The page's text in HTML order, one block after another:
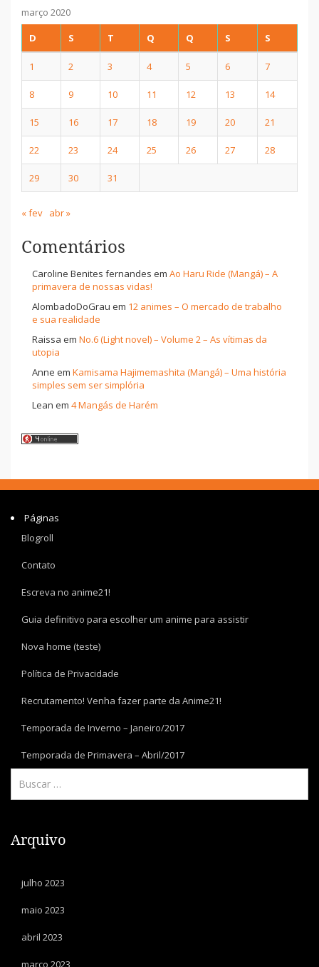
março 2020
D
S T Q Q S S
1 2 3 4 5 6 7
8 9 10 11 12 13 14
15 16 17 18 19 20 21
22 23 24 25 26 27 28
29 30 31
« fev abr »
Comentários
Caroline Benites fernandes em Ao Haru Ride (Mangá) – A
primavera de nossas vidas!
AlombadoDoGrau em 12 animes – O mercado de trabalho
e sua realidade
Raissa em No.6 (Light novel) – Volume 2 – As vítimas da
utopia
Anne em Kamisama Hajimemashita (Mangá) – Uma história
simples sem ser simplória
Lean em 4 Mangás de Harém
Páginas
Blogroll
Contato
Escreva no anime21!
Guia definitivo para escolher um anime para assistir
Nova home (teste)
Política de Privacidade
Recrutamento! Venha fazer parte da Anime21!
Temporada de Inverno – Janeiro/2017
Temporada de Primavera – Abril/2017
Arquivo
julho 2023
maio 2023
abril 2023
março 2023